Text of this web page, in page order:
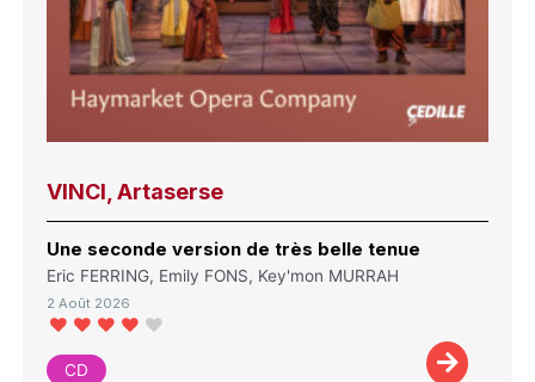
VINCI, Artaserse
Une seconde version de très belle tenue
Eric FERRING, Emily FONS, Key'mon MURRAH
2 Août 2026
CD